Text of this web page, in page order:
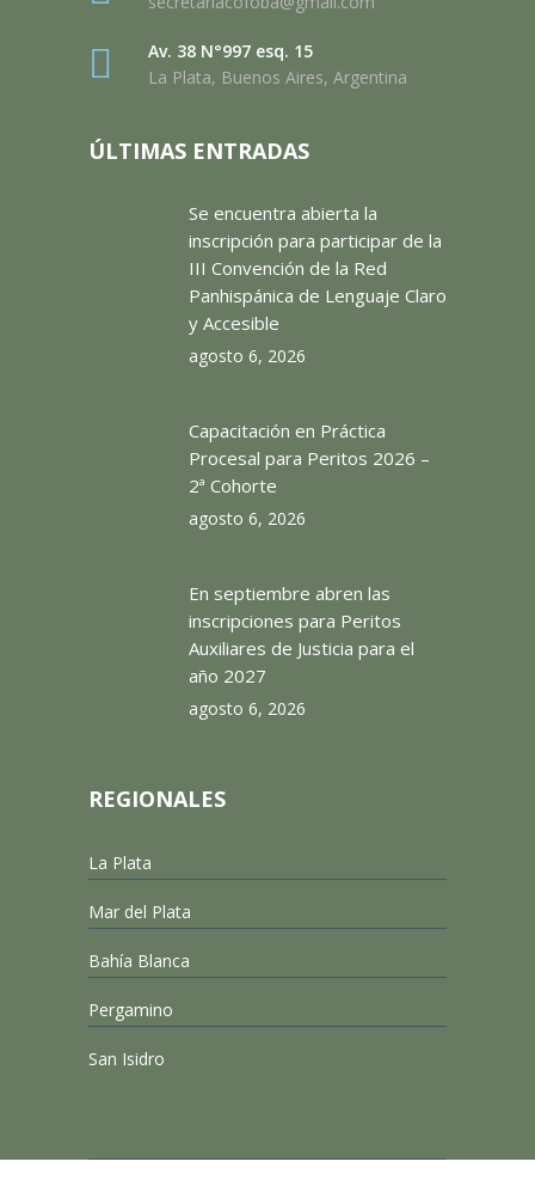
Av. 38 N°997 esq. 15
La Plata, Buenos Aires, Argentina
ÚLTIMAS ENTRADAS
Se encuentra abierta la
inscripción para participar de la
III Convención de la Red
Panhispánica de Lenguaje Claro
y Accesible
agosto 6, 2026
Capacitación en Práctica
Procesal para Peritos 2026 –
2ª Cohorte
agosto 6, 2026
En septiembre abren las
inscripciones para Peritos
Auxiliares de Justicia para el
año 2027
agosto 6, 2026
REGIONALES
La Plata
Mar del Plata
Bahía Blanca
Pergamino
San Isidro